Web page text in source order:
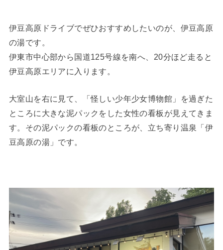
伊豆高原ドライブでぜひおすすめしたいのが、伊豆高原
の湯です。
伊東市中心部から国道125号線を南へ、20分ほど走ると
伊豆高原エリアに入ります。
大室山を右に見て、「怪しい少年少女博物館」を過ぎた
ところに大きな泥パックをした女性の看板が見えてきま
す。その泥パックの看板のところが、立ち寄り温泉「伊
豆高原の湯」です。